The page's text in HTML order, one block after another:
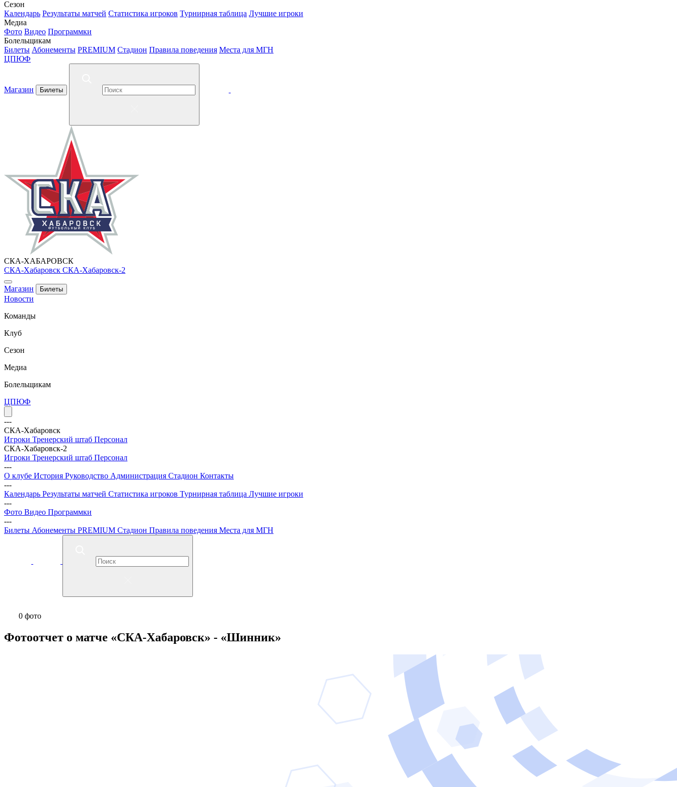
Сезон
Календарь Результаты матчей Статистика игроков Турнирная таблица Лучшие игроки
Медиа
Фото Видео Программки
Болельщикам
Билеты Абонементы PREMIUM Стадион Правила поведения Места для МГН
ЦПЮФ
Магазин Билеты
СКА-ХАБАРОВСК
СКА-Хабаровск СКА-Хабаровск-2
Магазин Билеты
Новости
Команды
Клуб
Сезон
Медиа
Болельщикам
ЦПЮФ
---
СКА-Хабаровск
Игроки Тренерский штаб Персонал
СКА-Хабаровск-2
Игроки Тренерский штаб Персонал
---
О клубе История Руководство Администрация Стадион Контакты
---
Календарь Результаты матчей Статистика игроков Турнирная таблица Лучшие игроки
---
Фото Видео Программки
---
Билеты Абонементы PREMIUM Стадион Правила поведения Места для МГН
0 фото
Фотоотчет о матче «СКА-Хабаровск» - «Шинник»